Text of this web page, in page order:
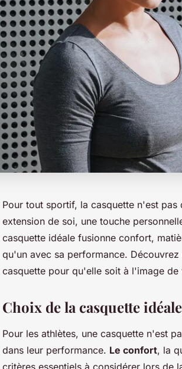
Pour tout sportif, la casquette n'est
extension de soi, une touche
casquette idéale fusionne confort,
qu'un avec sa performance.
casquette pour qu'elle soit à l'image
Choix de la casquette
Pour les athlètes, une casquette n'est
dans leur performance. Le confort, la